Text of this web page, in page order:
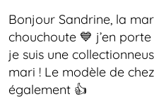
Bonjour Sandrine, la
chouchoute 💙 j’en
je suis une
mari ! Le modèle de
également 👍